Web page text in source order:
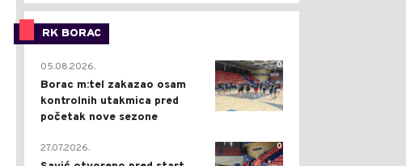
RK BORAC
0
05.08.2026.
Borac m:tel zakazao osam
kontrolnih utakmica pred
početak nove sezone
0
27.07.2026.